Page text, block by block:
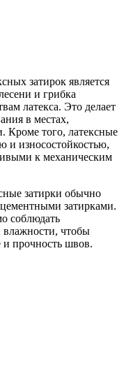
затирок является
и грибка
латекса. Это делает
в местах,
Кроме того, латексные
и износостойкостью,
к механическим
затирки обычно
затирками.
соблюдать
влажности, чтобы
и прочность швов.